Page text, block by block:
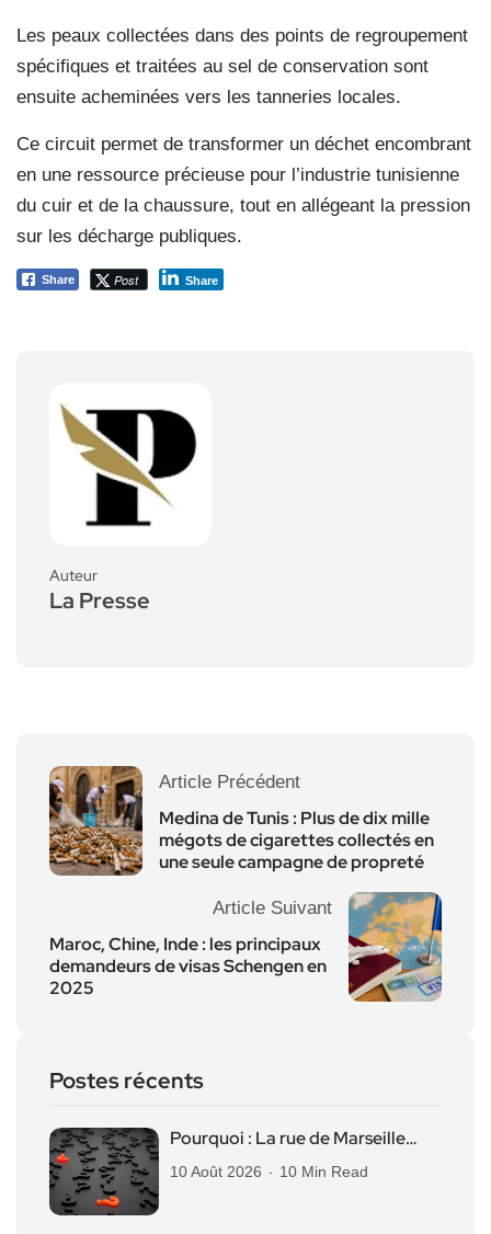
Les peaux collectées dans des points de regroupement
spécifiques et traitées au sel de conservation sont
ensuite acheminées vers les tanneries locales.
Ce circuit permet de transformer un déchet encombrant
en une ressource précieuse pour l’industrie tunisienne
du cuir et de la chaussure, tout en allégeant la pression
sur les décharge publiques.
Share Post Share
Auteur
La Presse
Article Précédent
Medina de Tunis : Plus de dix mille
mégots de cigarettes collectés en
une seule campagne de propreté
Article Suivant
Maroc, Chine, Inde : les principaux
demandeurs de visas Schengen en
2025
Postes récents
Pourquoi : La rue de Marseille…
10 Août 2026 10 Min Read